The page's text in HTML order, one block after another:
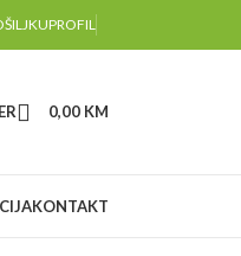
PROFIL
0,00 KM
KONTAKT